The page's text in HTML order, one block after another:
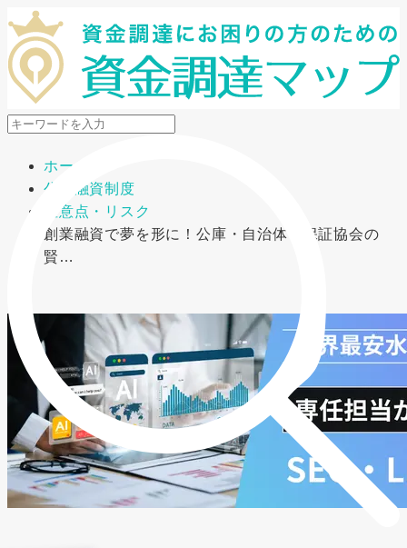
メニューを開閉
ホーム
公的融資制度
注意点・リスク
創業融資で夢を形に！公庫・自治体・保証協会の
賢…